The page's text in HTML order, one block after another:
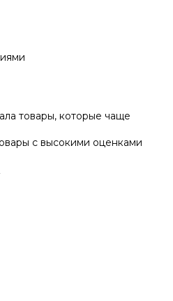
товары, которые чаще
с высокими оценками